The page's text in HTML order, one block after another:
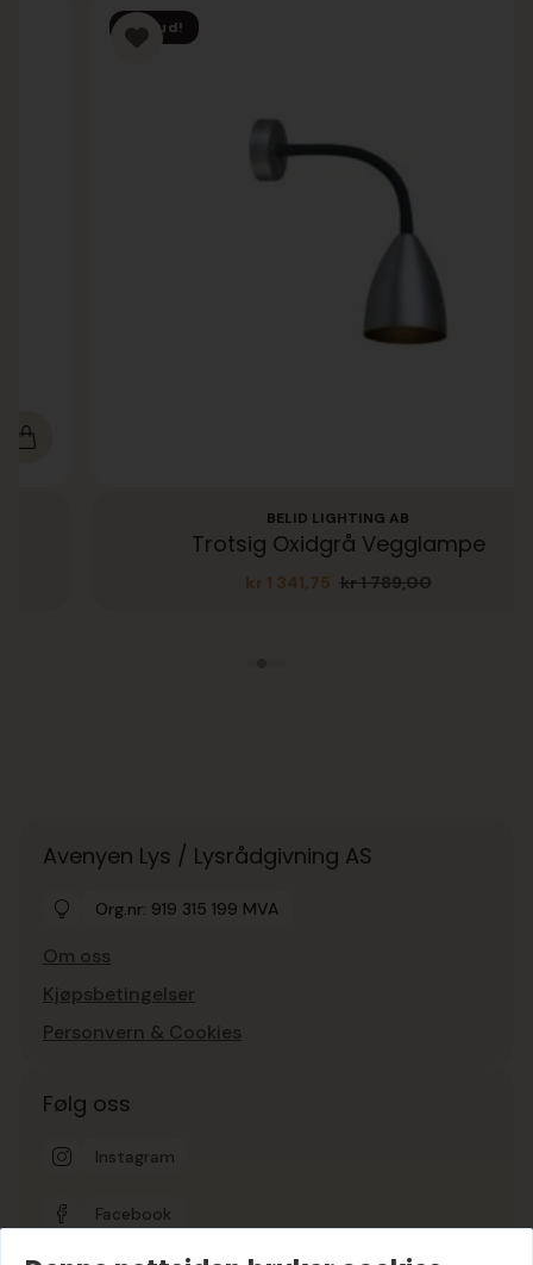
Tilbud!
BELID LIGHTING AB
Trotsig Oxidgrå Vegglampe
kr1 789,00
Opprinnelig
1 341,75 Nåværende
Avenyen Lys / Lysrådgivning AS
Org.nr: 919 315 199 MVA
Om oss
Kjøpsbetingelser
Personvern & Cookies
Følg oss
Instagram
Facebook